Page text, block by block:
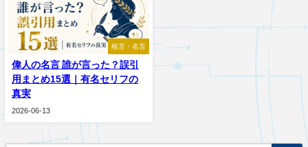
格言・名言
偉人の名言 誰が言った？誤引
用まとめ15選｜有名セリフの
真実
2026-06-13